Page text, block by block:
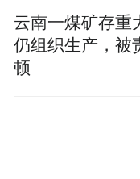
云南一煤矿存重
仍组织生产，被
顿